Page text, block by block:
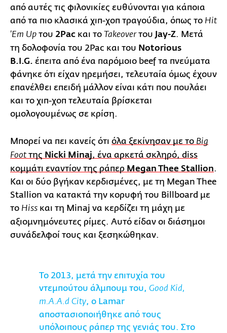
από αυτές τις φιλονικίες ευθύνονται για κάποια
από τα πιο κλασικά χιπ-χοπ τραγούδια, όπως το Hit
'Em Up του 2Pac και το Takeoverτου Jay-Z. Μετά
τη δολοφονία του 2Pac και του Notorious
B.I.G. έπειτα από ένα παρόμοιο beef τα πνεύματα
φάνηκε ότι είχαν ηρεμήσει, τελευταία όμως έχουν
επανέλθει επειδή μάλλον είναι κάτι που πουλάει
και το χιπ-χοπ τελευταία βρίσκεται
ομολογουμένως σε κρίση.
Μπορεί να πει κανείς ότι όλα ξεκίνησαν με το Big
Footτης Nicki Minaj, ένα αρκετά σκληρό, diss
κομμάτι εναντίον της ράπερ Megan Thee Stallion.
Και οι δύο βγήκαν κερδισμένες, με τη Megan Thee
Stallion να κατακτά την κορυφή του Billboard με
το Hiss και τη Minaj να κερδίζει τη μάχη με
αξιομνημόνευτες ρίμες. Αυτό είδαν οι διάσημοι
συνάδελφοί τους και ξεσηκώθηκαν.
Το 2013, μετά την επιτυχία του
ντεμπούτου άλμπουμ του, Good Kid,
m.A.A.d City, ο Lamar
αποστασιοποιήθηκε από τους
υπόλοιπους ράπερ της γενιάς του. Στο